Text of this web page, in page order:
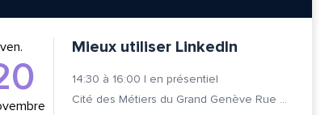
ven. Mieux utiliser LinkedIn
14:30 à 16:00 | en présentiel
Cité des Métiers du Grand Genève Rue Prévost-Martin 6 1205 Genève